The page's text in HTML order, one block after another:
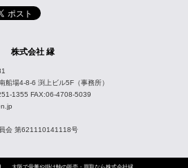
株式会社 縁
船場4-8-6 渕上ビル5F（事務所）
1355 FAX:06-4708-5039
会 第621110141118号